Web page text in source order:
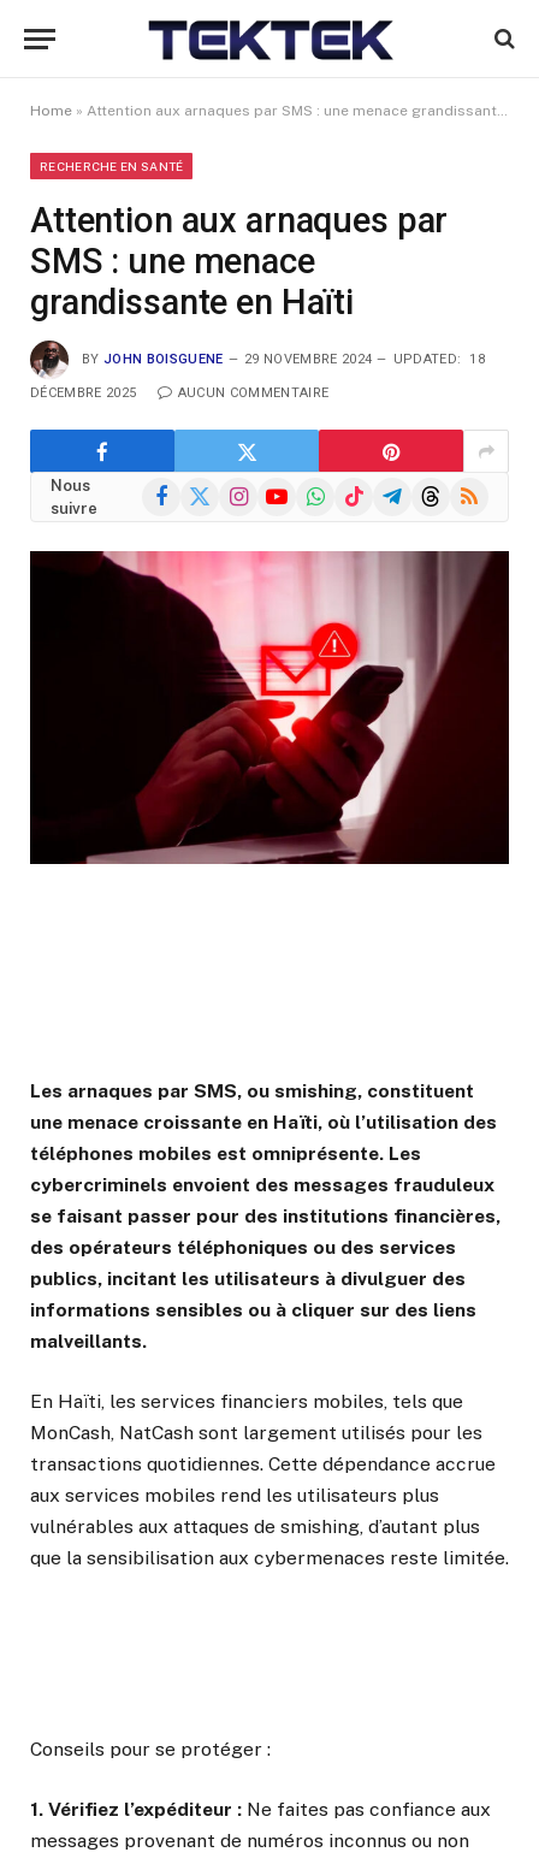
Home » Attention aux arnaques par SMS : une menace grandissante en Haïti
RECHERCHE EN SANTÉ
Attention aux arnaques par
SMS : une menace
grandissante en Haïti
BY JOHN BOISGUENE 29 NOVEMBRE 2024 UPDATED: 18
DÉCEMBRE 2025 AUCUN COMMENTAIRE
Nous
suivre
Facebook
X
InstagramYouTubeWhatsAppTikTokTelegramThreads
RSS
Les arnaques par SMS, ou smishing, constituent
une menace croissante en Haïti, où l’utilisation des
téléphones mobiles est omniprésente. Les
cybercriminels envoient des messages frauduleux
se faisant passer pour des institutions financières,
des opérateurs téléphoniques ou des services
publics, incitant les utilisateurs à divulguer des
informations sensibles ou à cliquer sur des liens
malveillants.
En Haïti, les services financiers mobiles, tels que
MonCash, NatCash sont largement utilisés pour les
transactions quotidiennes. Cette dépendance accrue
aux services mobiles rend les utilisateurs plus
vulnérables aux attaques de smishing, d’autant plus
que la sensibilisation aux cybermenaces reste limitée.
Conseils pour se protéger :
1. Vérifiez l’expéditeur : Ne faites pas confiance aux
messages provenant de numéros inconnus ou non